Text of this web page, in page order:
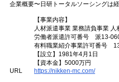
企業概要〜日研トータルソーシングは
【事業内容】
人材派遣事業 業務請負事業 人
労働者派遣許可番号 派13-
有料職業紹介事業許可番号
【設立】1981年4月1日
【資本金】5000万円
URL
https://nikken-mc.com/